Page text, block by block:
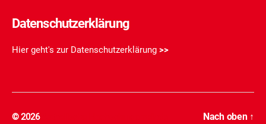
Datenschutzerklärung
Hier geht's zur Datenschutzerklärung >>
© 2026 Nach oben ↑